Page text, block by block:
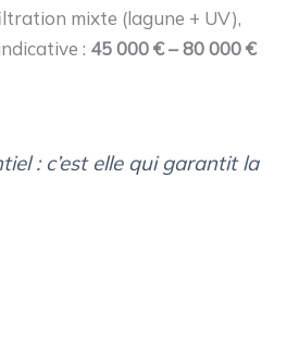
mixte (lagune + UV),
: 45 000 € – 80 000 €
: c’est elle qui garantit la